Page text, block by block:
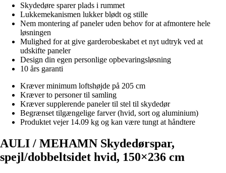
Skydedøre sparer plads i rummet
Lukkemekanismen lukker blødt og stille
Nem montering af paneler uden behov for at afmontere hele
løsningen
Mulighed for at give garderobeskabet et nyt udtryk ved at
udskifte paneler
Design din egen personlige opbevaringsløsning
10 års garanti
Kræver minimum loftshøjde på 205 cm
Kræver to personer til samling
Kræver supplerende paneler til stel til skydedør
Begrænset tilgængelige farver (hvid, sort og aluminium)
Produktet vejer 14.09 kg og kan være tungt at håndtere
AULI / MEHAMN Skydedørspar,
spejl/dobbeltsidet hvid, 150×236 cm